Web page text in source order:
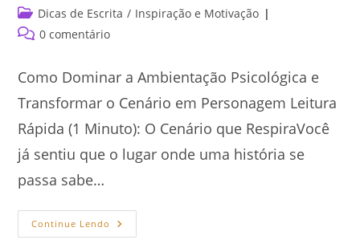
publicado:
Categoria
do
Dicas de Escrita / Inspiração e Motivação
Comentários
0 comentário
Como Dominar a Ambientação Psicológica e
Transformar o Cenário em Personagem Leitura
Rápida (1 Minuto): O Cenário que RespiraVocê
já sentiu que o lugar onde uma história se
passa sabe…
Continue Lendo Como
Dominar